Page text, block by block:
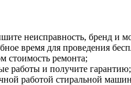
неисправность, бренд и
время для проведения
стоимость ремонта;
работы и получите гарантию;
работой стиральной